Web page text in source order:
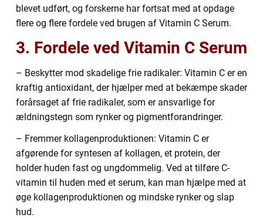
blevet udført, og forskerne har fortsat med at opdage
flere og flere fordele ved brugen af Vitamin C Serum.
3. Fordele ved Vitamin C Serum
– Beskytter mod skadelige frie radikaler: Vitamin C er en
kraftig antioxidant, der hjælper med at bekæmpe skader
forårsaget af frie radikaler, som er ansvarlige for
ældningstegn som rynker og pigmentforandringer.
– Fremmer kollagenproduktionen: Vitamin C er
afgørende for syntesen af kollagen, et protein, der
holder huden fast og ungdommelig. Ved at tilføre C-
vitamin til huden med et serum, kan man hjælpe med at
øge kollagenproduktionen og mindske rynker og slap
hud.